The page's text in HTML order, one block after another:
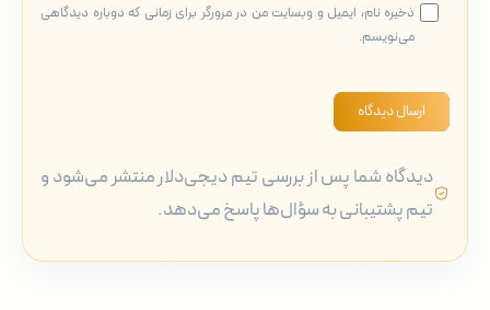
ذخیره نام، ایمیل و وبسایت من در مرورگر برای زمانی که دوباره دیدگاهی
می‌نویسم.
ارسال دیدگاه
دیدگاه شما پس از بررسی تیم دیجی‌دلار منتشر می‌شود و
تیم پشتیبانی به سؤال‌ها پاسخ می‌دهد.